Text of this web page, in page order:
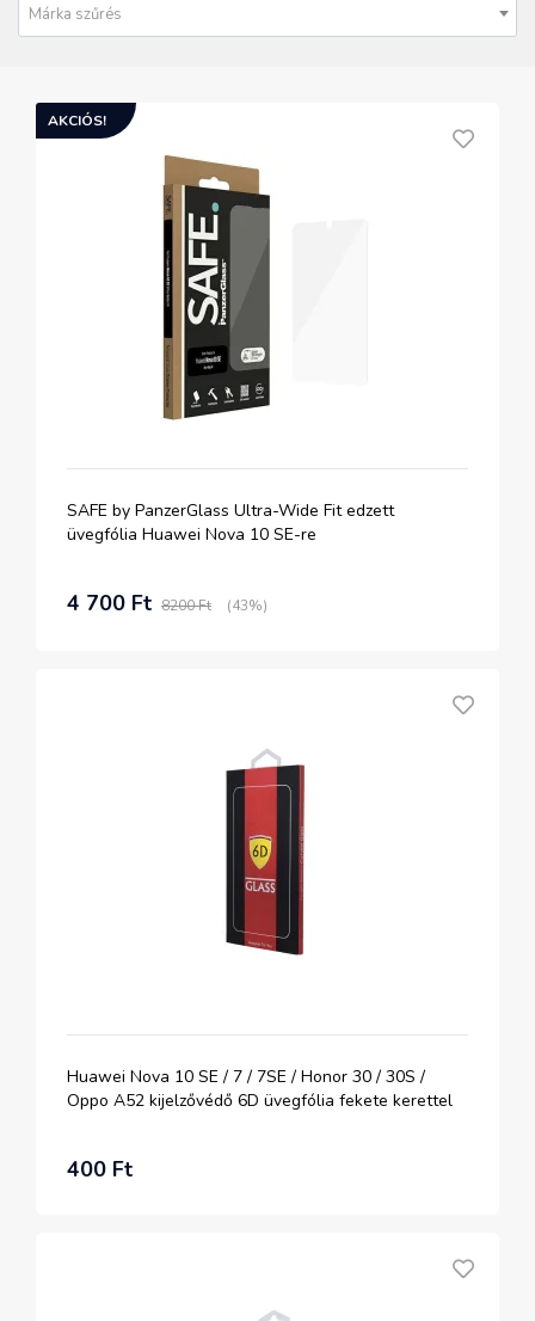
Márka szűrés
AKCIÓS!
SAFE by PanzerGlass Ultra-Wide Fit edzett
üvegfólia Huawei Nova 10 SE-re
4 700 Ft 8200 Ft (43%)
Huawei Nova 10 SE / 7 / 7SE / Honor 30 / 30S /
Oppo A52 kijelzővédő 6D üvegfólia fekete kerettel
400 Ft